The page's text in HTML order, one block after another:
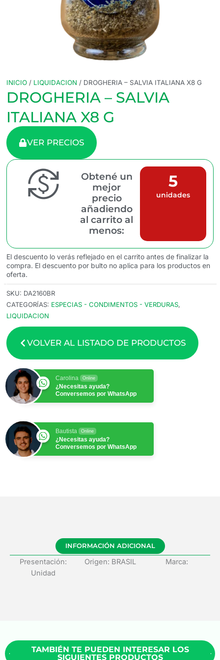
INICIO / LIQUIDACION / DROGHERIA – SALVIA ITALIANA X8 G
DROGHERIA – SALVIA
ITALIANA X8 G
VER PRECIOS
Obtené un
mejor
precio
añadiendo
al carrito al
menos:
5
unidades
El descuento lo verás reflejado en el carrito antes de finalizar la
compra. El descuento por bulto no aplica para los productos en
oferta.
SKU: DA2160BR
CATEGORÍAS: ESPECIAS - CONDIMENTOS - VERDURAS,
LIQUIDACION
VOLVER AL LISTADO DE PRODUCTOS
Carolina Online
¿Necesitas ayuda?
Conversemos por WhatsApp
Bautista Online
¿Necesitas ayuda?
Conversemos por WhatsApp
INFORMACIÓN ADICIONAL
Presentación:
Unidad
Origen: BRASIL Marca:
TAMBIÉN TE PUEDEN INTERESAR LOS
SIGUIENTES PRODUCTOS